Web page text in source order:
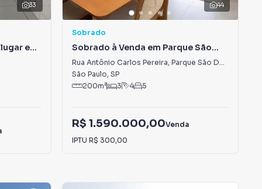
33
em
44
Sobrado
Sobrado à Venda em Parque São
Domingos
Rua Antônio Carlos Pereira, Parque São Domingos
São Paulo, SP
200m² 3 4 5
R$ 1.590.000,00Venda
IPTU R$ 300,00